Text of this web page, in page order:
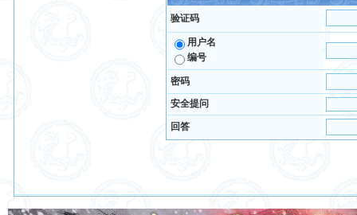
验证码
用户名
编号
密码
安全提问
回答